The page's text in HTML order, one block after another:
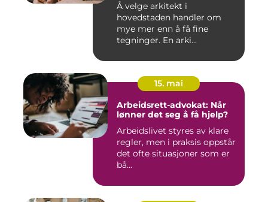
Å velge arkitekt i
hovedstaden handler om
mye mer enn å få fine
tegninger. En arki...
15. mai
Arbeidsrett-advokat: Når
lønner det seg å få hjelp?
Arbeidslivet styres av klare
regler, men i praksis oppstår
det ofte situasjoner som er
bå...